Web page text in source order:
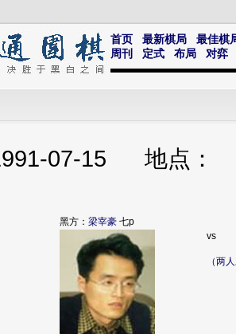
首页 最新棋局
最佳棋
周刊
定式 布局 对弈
07-15 地点
黑方： 梁宰豪 七p
vs
（两